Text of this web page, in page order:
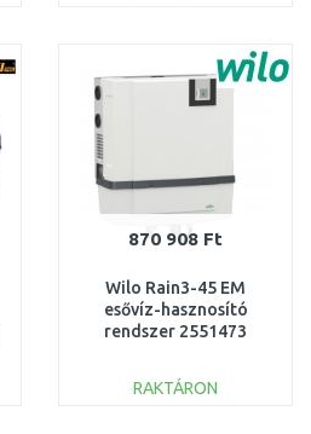
Összehasonlítás
870 908 Ft
Wilo Rain3-45 EM
esővíz-hasznosító
rendszer 2551473
RAKTÁRON